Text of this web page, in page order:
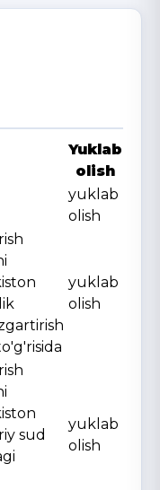
Yuklab
olish
yuklab
olish
yuklab
olish
sud
yuklab
olish